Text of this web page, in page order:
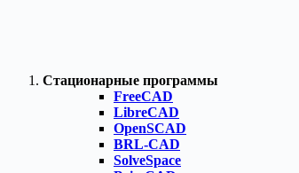
Стационарные программы
FreeCAD
LibreCAD
OpenSCAD
BRL-CAD
SolveSpace